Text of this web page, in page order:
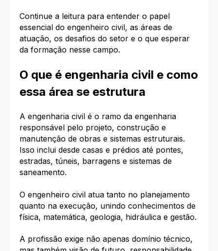
Continue a leitura para entender o papel
essencial do engenheiro civil, as áreas de
atuação, os desafios do setor e o que esperar
da formação nesse campo.
O que é engenharia civil e como
essa área se estrutura
A engenharia civil é o ramo da engenharia
responsável pelo projeto, construção e
manutenção de obras e sistemas estruturais.
Isso inclui desde casas e prédios até pontes,
estradas, túneis, barragens e sistemas de
saneamento.
O engenheiro civil atua tanto no planejamento
quanto na execução, unindo conhecimentos de
física, matemática, geologia, hidráulica e gestão.
A profissão exige não apenas domínio técnico,